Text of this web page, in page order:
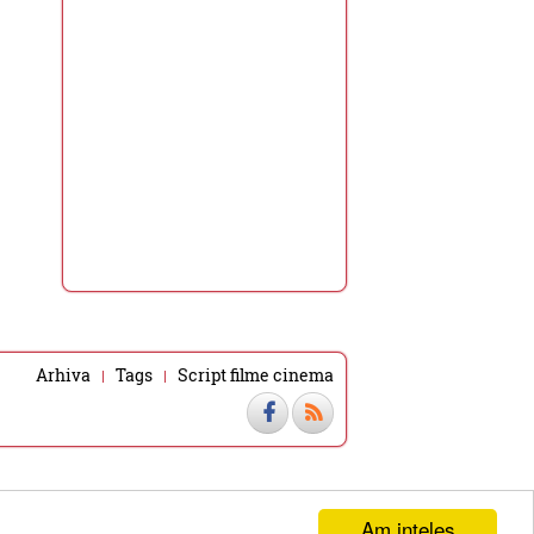
Arhiva Tags Script filme cinema